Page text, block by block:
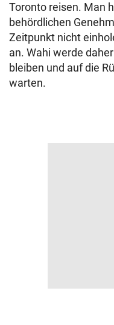
Toronto reisen. Man
behördlichen
Zeitpunkt nicht
an. Wahi werde
bleiben und auf die
warten.